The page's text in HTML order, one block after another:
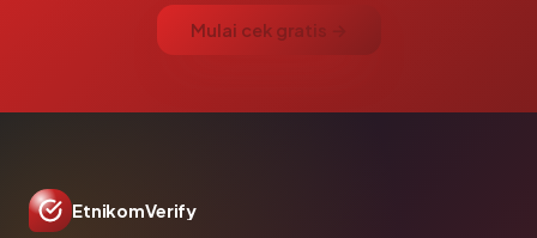
Mulai cek gratis →
EtnikomVerify